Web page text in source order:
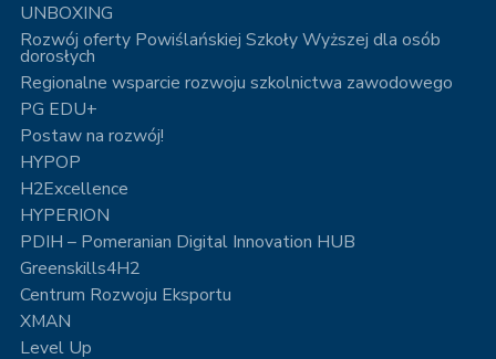
UNBOXING
Rozwój oferty Powiślańskiej Szkoły Wyższej dla osób
dorosłych
Regionalne wsparcie rozwoju szkolnictwa zawodowego
PG EDU+
Postaw na rozwój!
HYPOP
H2Excellence
HYPERION
PDIH – Pomeranian Digital Innovation HUB
Greenskills4H2
Centrum Rozwoju Eksportu
XMAN
Level Up